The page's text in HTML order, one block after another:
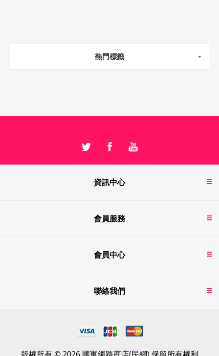
熱門標籤
資訊中心
會員服務
會員中心
聯絡我們